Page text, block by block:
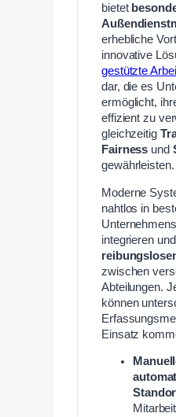
bietet
erhebliche
innovative
gestützte
dar, die es
ermöglicht,
effizient zu
gleichzeitig
Fairness und
gewährleisten.
Moderne
nahtlos in
integrieren
zwischen
Abteilungen.
können
Einsatz